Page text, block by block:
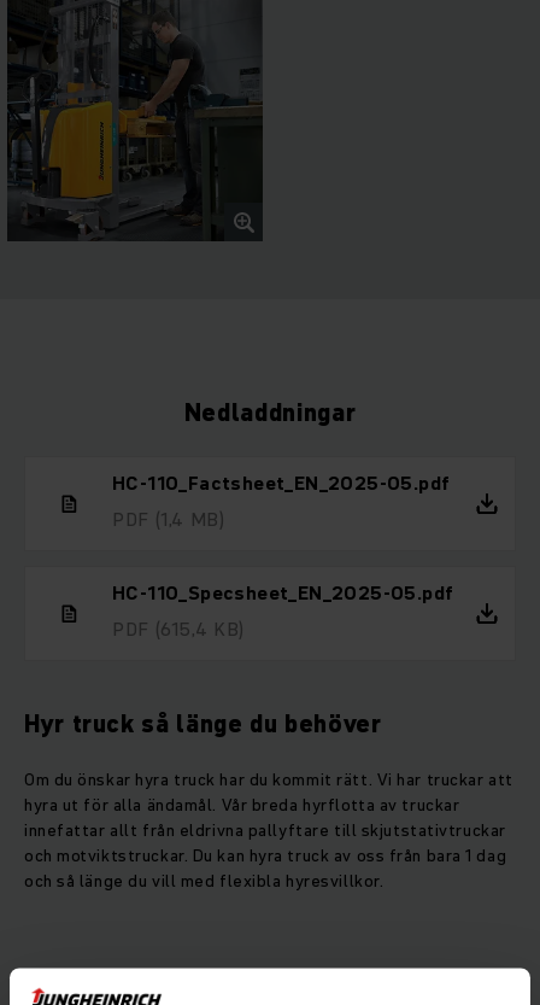
Nedladdningar
HC-110_Factsheet_EN_2025-05.pdf
PDF (1,4 MB)
HC-110_Specsheet_EN_2025-05.pdf
PDF (615,4 KB)
Hyr truck så länge du behöver
Om du önskar hyra truck har du kommit rätt. Vi har truckar att
hyra ut för alla ändamål. Vår breda hyrflotta av truckar
innefattar allt från eldrivna pallyftare till skjutstativtruckar
och motviktstruckar. Du kan hyra truck av oss från bara 1 dag
och så länge du vill med flexibla hyresvillkor.
Här kan du välja vilken truck du vill